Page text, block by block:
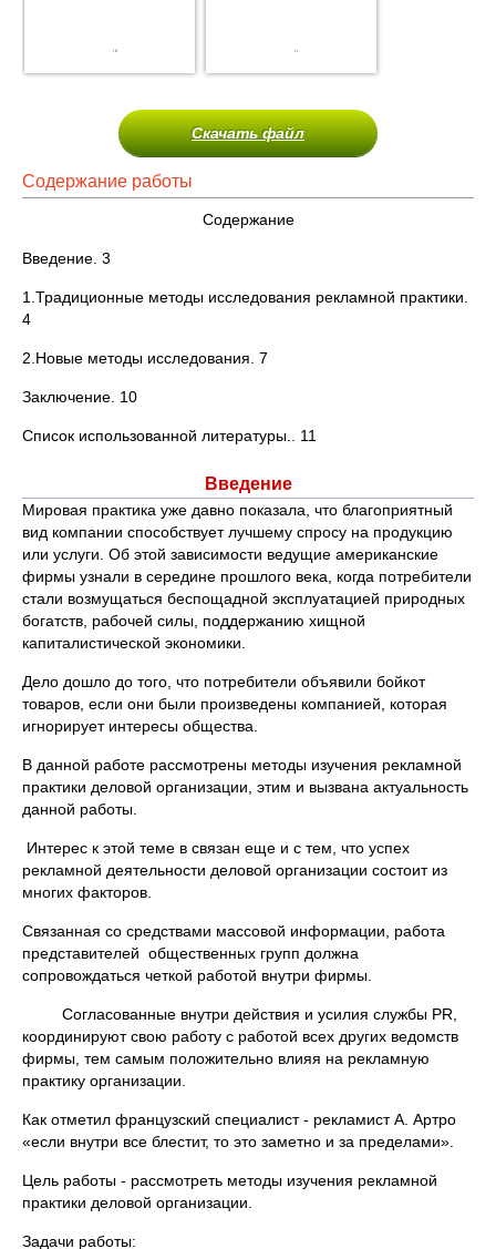
Скачать файл
Содержание работы
Содержание
Введение. 3
1.Традиционные методы исследования рекламной практики.
4
2.Новые методы исследования. 7
Заключение. 10
Список использованной литературы.. 11
Введение
Мировая практика уже давно показала, что благоприятный
вид компании способствует лучшему спросу на продукцию
или услуги. Об этой зависимости ведущие американские
фирмы узнали в середине прошлого века, когда потребители
стали возмущаться беспощадной эксплуатацией природных
богатств, рабочей силы, поддержанию хищной
капиталистической экономики.
Дело дошло до того, что потребители объявили бойкот
товаров, если они были произведены компанией, которая
игнорирует интересы общества.
В данной работе рассмотрены методы изучения рекламной
практики деловой организации, этим и вызвана актуальность
данной работы.
Интерес к этой теме в связан еще и с тем, что успех
рекламной деятельности деловой организации состоит из
многих факторов.
Связанная со средствами массовой информации, работа
представителей общественных групп должна
сопровождаться четкой работой внутри фирмы.
Согласованные внутри действия и усилия службы PR,
координируют свою работу с работой всех других ведомств
фирмы, тем самым положительно влияя на рекламную
практику организации.
Как отметил французский специалист - рекламист А. Артро
«если внутри все блестит, то это заметно и за пределами».
Цель работы - рассмотреть методы изучения рекламной
практики деловой организации.
Задачи работы: